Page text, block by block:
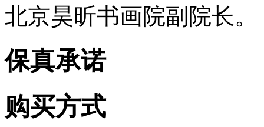
北京昊昕书画院副院长。
保真承诺
购买方式